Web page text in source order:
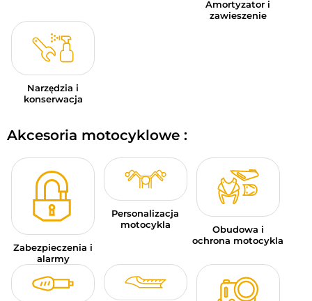
Amortyzator i
zawieszenie
Narzędzia i
konserwacja
Akcesoria motocyklowe :
Zabezpieczenia i
alarmy
Personalizacja
motocykla
Obudowa i
ochrona motocykla